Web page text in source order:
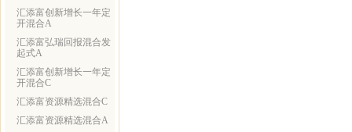
汇添富创新增长一年定
开混合A
汇添富弘瑞回报混合发
起式A
汇添富创新增长一年定
开混合C
汇添富资源精选混合C
汇添富资源精选混合A